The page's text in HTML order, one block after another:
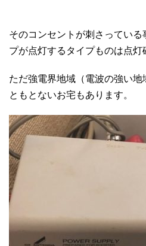
そのコンセントが刺さってい
プが点灯するタイプものは点灯
ただ強電界地域（電波の強い
ともとないお宅もあります。